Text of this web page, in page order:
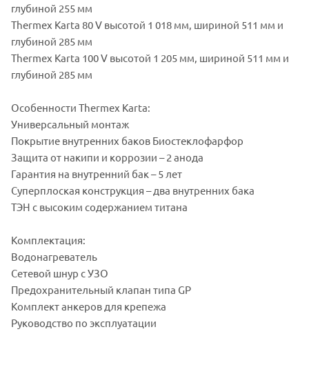
глубиной 255 мм
Thermex Karta 80 V высотой 1 018 мм, шириной 511 мм и
глубиной 285 мм
Thermex Karta 100 V высотой 1 205 мм, шириной 511 мм и
глубиной 285 мм
Особенности Thermex Karta:
Универсальный монтаж
Покрытие внутренних баков Биостеклофарфор
Защита от накипи и коррозии – 2 анода
Гарантия на внутренний бак – 5 лет
Суперплоская конструкция – два внутренних бака
ТЭН с высоким содержанием титана
Комплектация:
Водонагреватель
Сетевой шнур с УЗО
Предохранительный клапан типа GP
Комплект анкеров для крепежа
Руководство по эксплуатации